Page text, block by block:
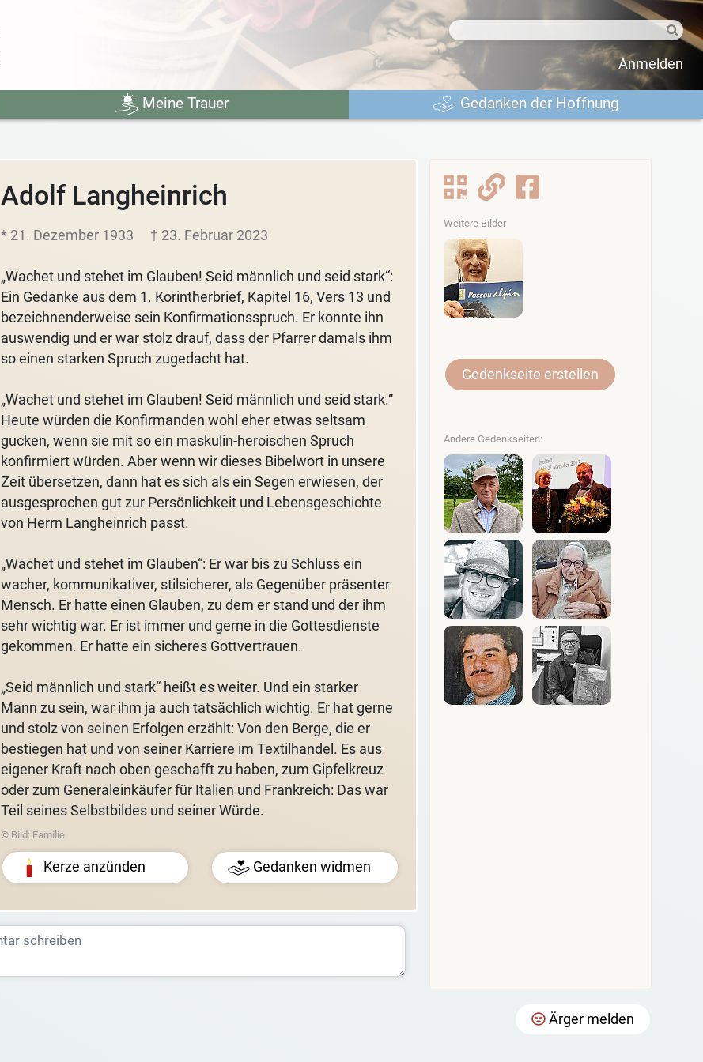
Anmelden
Meine Trauer Gedanken der Hoffnung
Adolf Langheinrich
* 21. Dezember 1933 † 23. Februar 2023
„Wachet und stehet im Glauben! Seid männlich und seid stark“:
Ein Gedanke aus dem 1. Korintherbrief, Kapitel 16, Vers 13 und
bezeichnenderweise sein Konfirmationsspruch. Er konnte ihn
auswendig und er war stolz drauf, dass der Pfarrer damals ihm
so einen starken Spruch zugedacht hat.
„Wachet und stehet im Glauben! Seid männlich und seid stark.“
Heute würden die Konfirmanden wohl eher etwas seltsam
gucken, wenn sie mit so ein maskulin-heroischen Spruch
konfirmiert würden. Aber wenn wir dieses Bibelwort in unsere
Zeit übersetzen, dann hat es sich als ein Segen erwiesen, der
ausgesprochen gut zur Persönlichkeit und Lebensgeschichte
von Herrn Langheinrich passt.
„Wachet und stehet im Glauben“: Er war bis zu Schluss ein
wacher, kommunikativer, stilsicherer, als Gegenüber präsenter
Mensch. Er hatte einen Glauben, zu dem er stand und der ihm
sehr wichtig war. Er ist immer und gerne in die Gottesdienste
gekommen. Er hatte ein sicheres Gottvertrauen.
„Seid männlich und stark“ heißt es weiter. Und ein starker
Mann zu sein, war ihm ja auch tatsächlich wichtig. Er hat gerne
und stolz von seinen Erfolgen erzählt: Von den Berge, die er
bestiegen hat und von seiner Karriere im Textilhandel. Es aus
eigener Kraft nach oben geschafft zu haben, zum Gipfelkreuz
oder zum Generaleinkäufer für Italien und Frankreich: Das war
Teil seines Selbstbildes und seiner Würde.
© Bild: Familie
Kerze anzünden Gedanken widmen
Weitere Bilder
Gedenkseite erstellen
Andere Gedenkseiten:
Ärger melden